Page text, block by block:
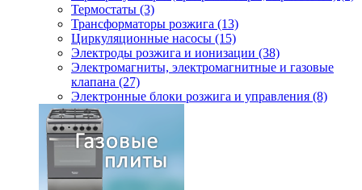
Термостаты (3)
Трансформаторы розжига (13)
Циркуляционные насосы (15)
Электроды розжига и ионизации (38)
Электромагниты, электромагнитные и газовые
клапана (27)
Электронные блоки розжига и управления (8)